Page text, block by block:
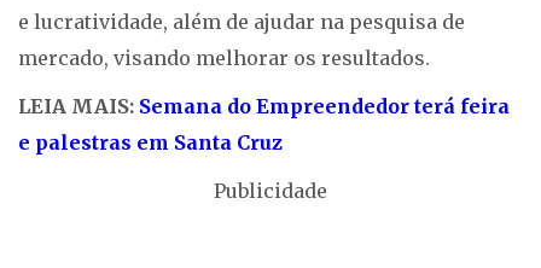
e lucratividade, além de ajudar na pesquisa de
mercado, visando melhorar os resultados.
LEIA MAIS: Semana do Empreendedor terá feira
e palestras em Santa Cruz
Publicidade